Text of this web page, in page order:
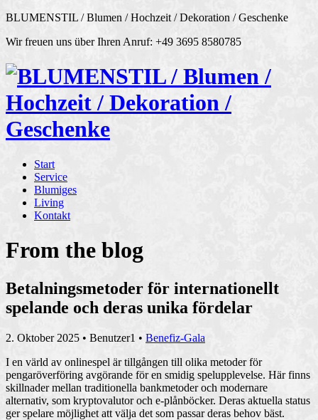
BLUMENSTIL / Blumen / Hochzeit / Dekoration / Geschenke
Wir freuen uns über Ihren Anruf: +49 3695 8580785
Start
Service
Blumiges
Living
Kontakt
From the blog
Betalningsmetoder för internationellt
spelande och deras unika fördelar
2. Oktober 2025 • Benutzer1 • Benefiz-Gala
I en värld av onlinespel är tillgången till olika metoder för
pengaröverföring avgörande för en smidig spelupplevelse. Här finns
skillnader mellan traditionella bankmetoder och modernare
alternativ, som kryptovalutor och e-plånböcker. Deras aktuella status
ger spelare möjlighet att välja det som passar deras behov bäst.